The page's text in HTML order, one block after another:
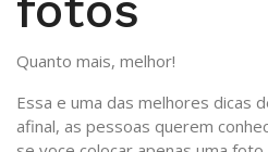
Quanto mais, melhor!
Essa e uma das melhores dicas
afinal, as pessoas querem